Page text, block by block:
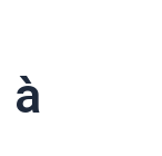
à